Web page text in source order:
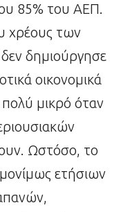
85% του ΑΕΠ.
χρέους των
δημιούργησε
οικονομικά
μικρό όταν
Ωστόσο, το
ετήσιων